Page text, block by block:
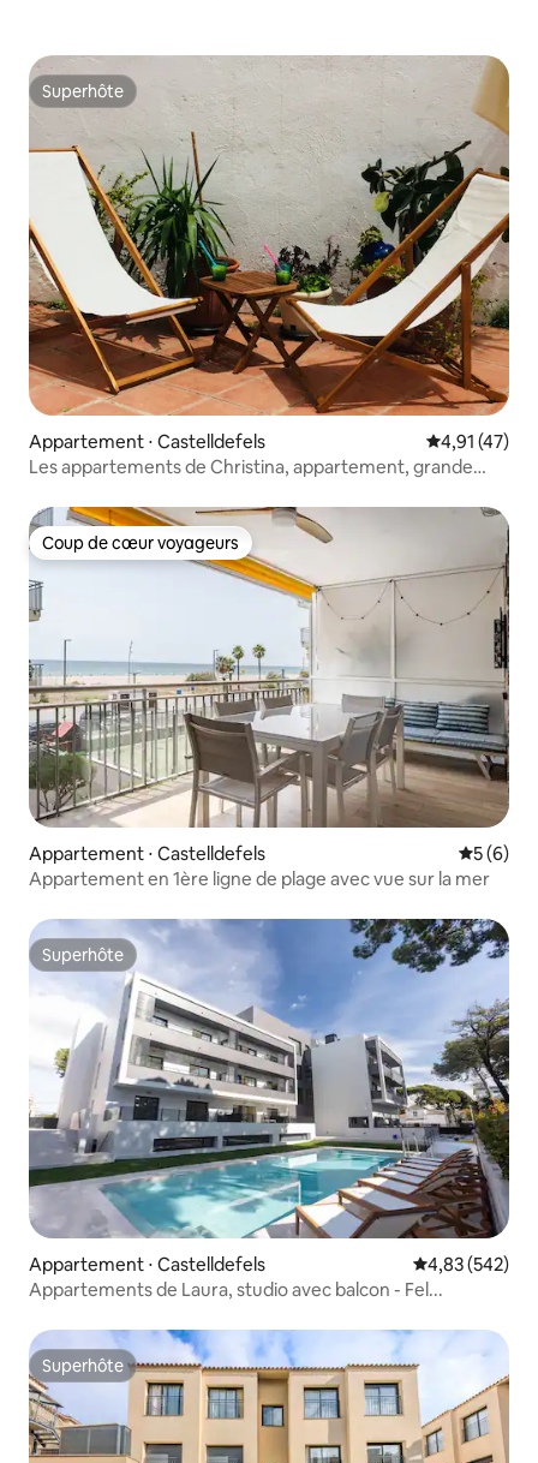
Superhôte
Superhôte
Appartement ⋅ Castelldefels Évaluation
4,91 (47)
Les appartements de Christina, appartement, grande
Coup de cœur voyageurs
Coup de cœur voyageurs
Appartement ⋅ Castelldefels
5 (6)
Appartement en 1ère ligne de plage avec vue sur la mer
Superhôte
Superhôte
Appartement ⋅ Castelldefels Évaluation
4,83 (542)
Appartements de Laura, studio avec balcon - Fel...
Superhôte
Superhôte